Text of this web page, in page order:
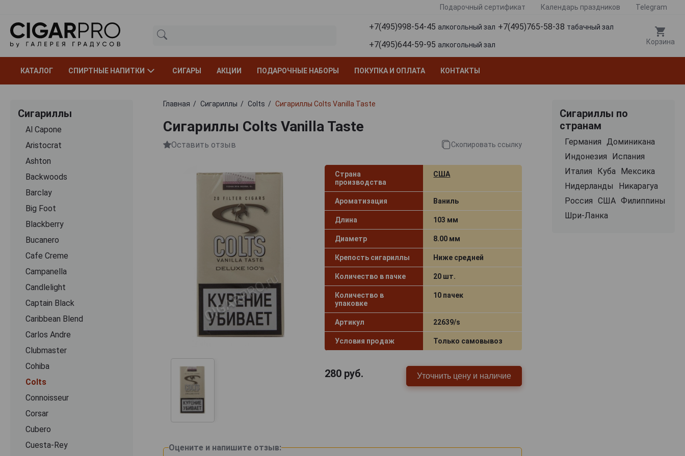
Подарочный сертификат Календарь праздников Telegram
+7(495)998-54-45 алкогольный зал +7(495)765-58-38 табачный зал
+7(495)644-59-95 алкогольный зал Корзина
КАТАЛОГ СПИРТНЫЕ НАПИТКИ СИГАРЫ АКЦИИ ПОДАРОЧНЫЕ НАБОРЫ ПОКУПКА И ОПЛАТА КОНТАКТЫ
Сигариллы
Al Capone
Aristocrat
Ashton
Backwoods
Barclay
Big Foot
Blackberry
Bucanero
Cafe Creme
Campanella
Candlelight
Captain Black
Caribbean Blend
Carlos Andre
Clubmaster
Cohiba
Colts
Connoisseur
Corsar
Cubero
Cuesta-Rey
Главная Сигариллы Colts Сигариллы Colts Vanilla Taste
Сигариллы Colts Vanilla Taste
Оставить отзыв Скопировать ссылку
Страна
производства
США
Ароматизация Ваниль
Длина 103 мм
Диаметр 8.00 мм
Крепость сигариллы Ниже средней
Количество в пачке 20 шт.
Количество в
упаковке
10 пачек
Артикул 22639/s
Условия продаж Только самовывоз
280руб. Уточнить цену и наличие
Оцените и напишите отзыв:
Сигариллы по
странам
Германия
Доминикана
Индонезия
Испания
Италия
Куба
Мексика
Нидерланды
Никарагуа
Россия США Филиппины
Шри-Ланка